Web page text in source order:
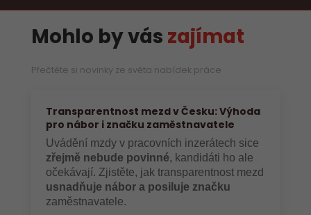
Mohlo by vás zajímat
Přečtěte si novinky ze světa nabídek práce
Transparentnost mezd v Česku: Výhoda
pro nábor i značku zaměstnavatele
Uvádění mzdy v pracovních inzerátech sice
zřejmě nebude povinné, kandidáti ho ale
očekávají. Zjistěte, jak transparentnost mezd
usnadňuje nábor a posiluje značku
zaměstnavatele.